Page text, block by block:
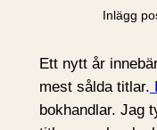
Inlägg
Ett nytt år
mest sålda titlar.
bokhandlar. Jag